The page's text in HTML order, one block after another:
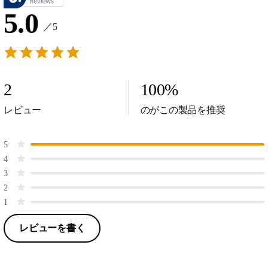
5.0 ／5
2
レビュー
100%
のがこの製品を推奨
5
4
3
2
1
レビューを書く